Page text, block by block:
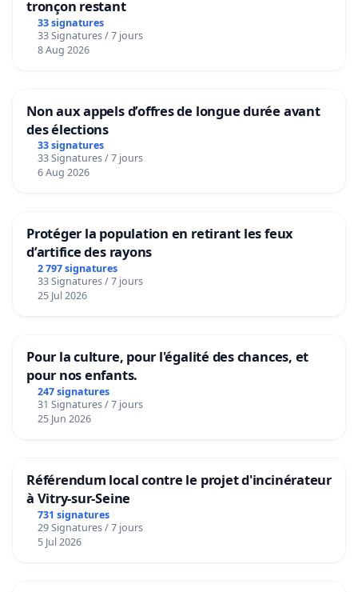
tronçon restant
33 signatures
33 Signatures / 7 jours
8 Aug 2026
Non aux appels d’offres de longue durée avant
des élections
33 signatures
33 Signatures / 7 jours
6 Aug 2026
Protéger la population en retirant les feux
d’artifice des rayons
2 797 signatures
33 Signatures / 7 jours
25 Jul 2026
Pour la culture, pour l'égalité des chances, et
pour nos enfants.
247 signatures
31 Signatures / 7 jours
25 Jun 2026
Référendum local contre le projet d'incinérateur
à Vitry-sur-Seine
731 signatures
29 Signatures / 7 jours
5 Jul 2026